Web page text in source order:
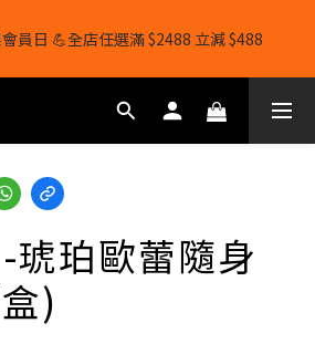
會員日 💪全店任選滿 $2488 立減 $488
下單即贈 蛋白威化餅×1-隨機口味
可享全單*95折*，可與活動折扣疊加。
]新會員註冊即送$20購物金
員日 💪全店任選滿 $2488 立減 $488
琥珀歐蕾隨身
)